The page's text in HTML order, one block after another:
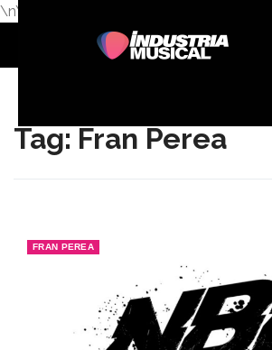
\n\n
Tag: Fran Perea
FRAN PEREA